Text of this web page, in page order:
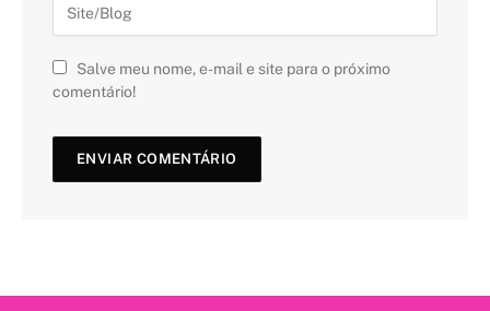
Salve meu nome, e-mail e site para o próximo
comentário!